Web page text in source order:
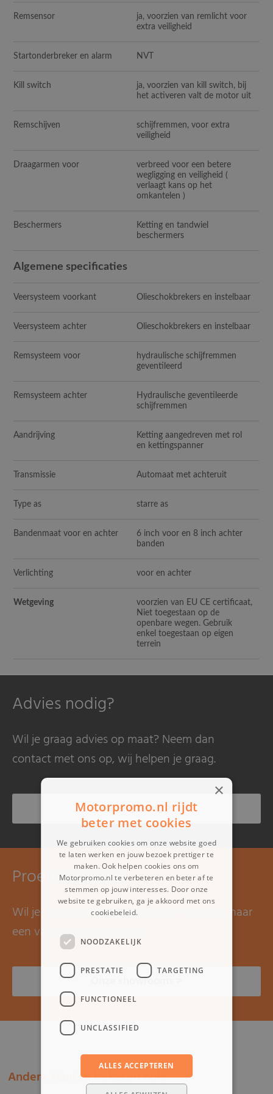
Remsensor
ja, voorzien van remlicht voor
extra veiligheid
Startonderbreker en alarm NVT
Kill switch
ja, voorzien van kill switch, bij
het activeren valt de motor uit
Remschijven
schijfremmen, voor extra
veiligheid
Draagarmen voor
verbreed voor een betere
wegligging en veiligheid (
verlaagt kans op het
omkantelen )
Beschermers
Ketting en tandwiel
beschermers
Algemene specificaties
Veersysteem voorkant Olieschokbrekers en instelbaar
Veersysteem achter Olieschokbrekers en instelbaar
Remsysteem voor
hydraulische schijfremmen
geventileerd
Remsysteem achter
Hydraulische geventileerde
schijfremmen
Aandrijving
Ketting aangedreven met rol
en kettingspanner
Transmissie Automaat met achteruit
Type as starre as
Bandenmaat voor en achter
6 inch voor en 8 inch achter
banden
Verlichting voor en achter
Wetgeving
voorzien van EU CE certificaat,
Niet toegestaan op de
openbare wegen. Gebruik
enkel toegestaan op eigen
terrein
Advies nodig?
Wil je graag advies op maat? Neem dan
contact met ons op, wij helpen je graag.
Bel mij terug >
Proefrit maken?
Wil je graag een proefrit maken? Kom dan naar
een van onze showrooms.
Onze showrooms >
Andere klanten bekeken ook:
×
Motorpromo.nl rijdt
beter met cookies
We gebruiken cookies om onze website goed
te laten werken en jouw bezoek prettiger te
maken. Ook helpen cookies ons om
Motorpromo.nl te verbeteren en beter af te
stemmen op jouw interesses. Door onze
website te gebruiken, ga je akkoord met ons
cookiebeleid.
NOODZAKELIJK
PRESTATIE TARGETING
FUNCTIONEEL
UNCLASSIFIED
ALLES ACCEPTEREN